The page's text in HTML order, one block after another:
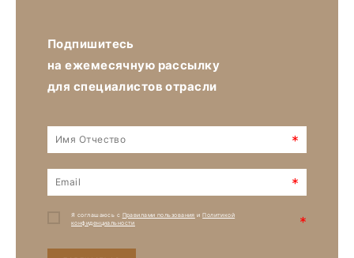
Подпишитесь
на ежемесячную рассылку
для специалистов отрасли
*
*
Я соглашаюсь с Правилами пользования иПолитикой
конфиденциальности
*